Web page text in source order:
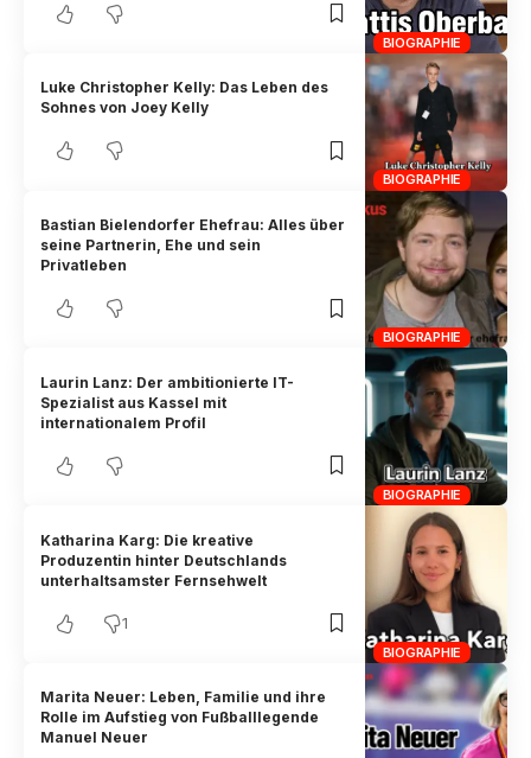
BIOGRAPHIE
BIOGRAPHIE
Luke Christopher Kelly: Das Leben des
Sohnes von Joey Kelly
BIOGRAPHIE
Bastian Bielendorfer Ehefrau: Alles über
seine Partnerin, Ehe und sein
Privatleben
BIOGRAPHIE
Laurin Lanz: Der ambitionierte IT-
Spezialist aus Kassel mit
internationalem Profil
BIOGRAPHIE
Katharina Karg: Die kreative
Produzentin hinter Deutschlands
unterhaltsamster Fernsehwelt
1
Marita Neuer: Leben, Familie und ihre
Rolle im Aufstieg von Fußballlegende
Manuel Neuer